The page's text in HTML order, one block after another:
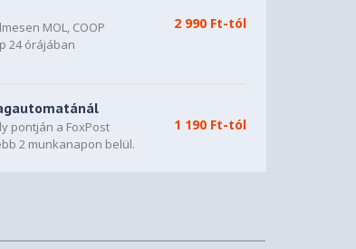
MOL, COOP
24 órájában
2 990 Ft-tól
pontján a FoxPost
2 munkanapon belül.
1 190 Ft-tól